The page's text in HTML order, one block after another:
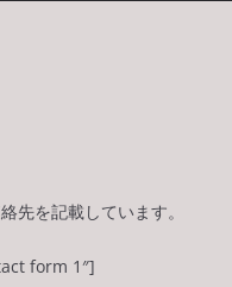
先を記載しています。
form 1″]